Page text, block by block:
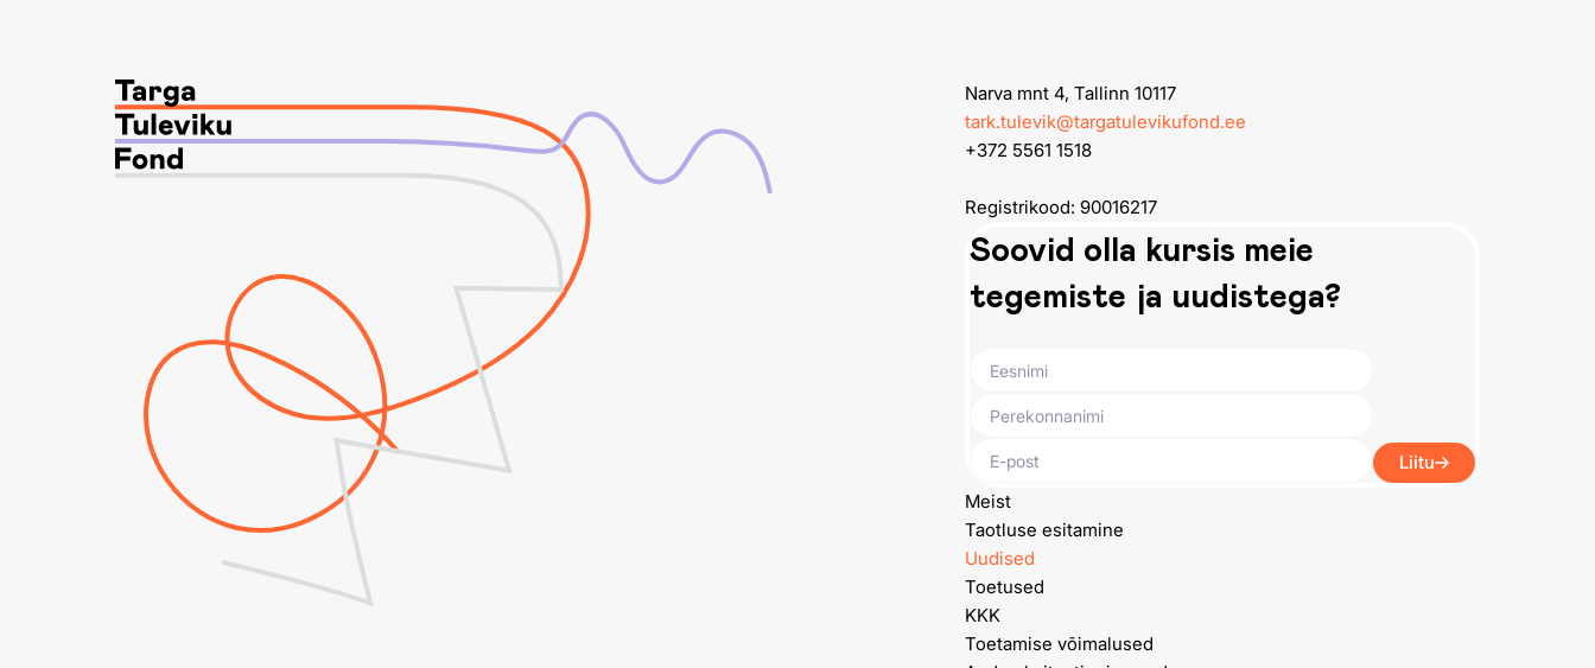
Narva mnt 4, Tallinn 10117
tark.tulevik@targatulevikufond.ee
+372 5561 1518
Registrikood: 90016217
Soovid olla kursis meie
tegemiste ja uudistega?
Liitu
Meist
Taotluse esitamine
Uudised
Toetused
KKK
Toetamise võimalused